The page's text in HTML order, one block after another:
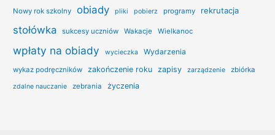
Nowy rok szkolny obiady pliki pobierz programy rekrutacja
stołówka sukcesy uczniów Wakacje Wielkanoc
wpłaty na obiady wycieczka Wydarzenia
wykaz podręczników zakończenie roku zapisy zarządzenie zbiórka
zdalne nauczanie zebrania życzenia